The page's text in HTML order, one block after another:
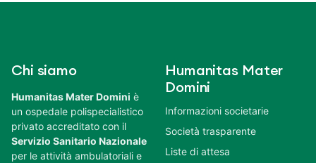
Chi siamo
Humanitas Mater Domini è
un ospedale polispecialistico
privato accreditato con il
Servizio Sanitario Nazionale
per le attività ambulatoriali e
Humanitas Mater
Domini
Informazioni societarie
Società trasparente
Liste di attesa